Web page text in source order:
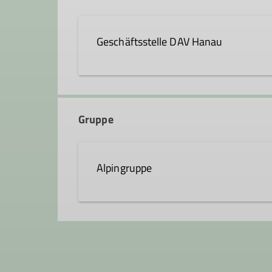
Geschäftsstelle DAV Hanau
Gruppe
Alpingruppe